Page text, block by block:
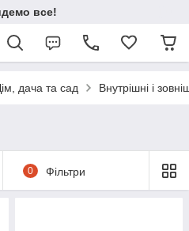
все!
дача та сад Внутрішні і
0 Фільтри